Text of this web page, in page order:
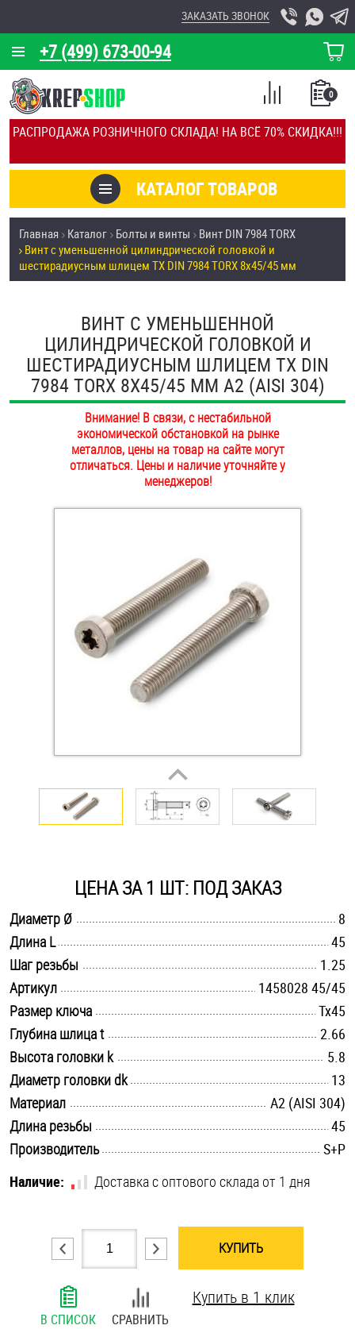
РАСПРОДАЖА РОЗНИЧНОГО СКЛАДА! НА ВСЁ 70% СКИДКА!!!
+7 (499) 673-00-94
ЗАКАЗАТЬ ЗВОНОК
КОРЗИНА
О КОМПАНИИ
КАЛЬКУЛЯТОР
ОТЗЫВЫ
УСЛУГИ
СКИДКИ
ПОКУПАТЕЛЯМ
ОПЛАТА И ДОСТАВКА
НАШИ МАГАЗИНЫ
КАТАЛОГ ТОВАРОВ
0
СПИСОК
СРАВНЕНИЕ
Товары со скидкой
Анкеры
Болты и винты
Втулки
Дюбели
Крюки, кольца с метрической резьбой
Крюки, кольца с шурупной резьбой
Пробки
Стопорные кольца
Такелаж
Хомуты
Шайбы
Шпильки
Шплинты
Штифты и пальцы
Главная Каталог Болты и винты
Винт DIN 7984 TORX
Винт с уменьшенной цилиндрической головкой и
шестирадиусным шлицем TX DIN 7984 TORX 8х45/45 мм
ВИНТ С УМЕНЬШЕННОЙ
ЦИЛИНДРИЧЕСКОЙ ГОЛОВКОЙ И
ШЕСТИРАДИУСНЫМ ШЛИЦЕМ TX DIN
7984 TORX 8Х45/45 ММ А2 (AISI 304)
Внимание! В связи, с нестабильной
экономической обстановкой на рынке
металлов, цены на товар на сайте могут
отличаться. Цены и наличие уточняйте у
менеджеров!
ЦЕНА ЗА 1 ШТ: ПОД ЗАКАЗ
Диаметр Ø
8
Длина L
45
Шаг резьбы
1.25
Артикул
1458028 45/45
Размер ключа
Tx45
Глубина шлица t
2.66
Высота головки k
5.8
Диаметр головки dk
13
Материал
А2 (AISI 304)
Длина резьбы
45
Производитель
S+P
Наличие:
Доставка с оптового склада от 1 дня
КУПИТЬ
В СПИСОК СРАВНИТЬ
Купить в 1 клик